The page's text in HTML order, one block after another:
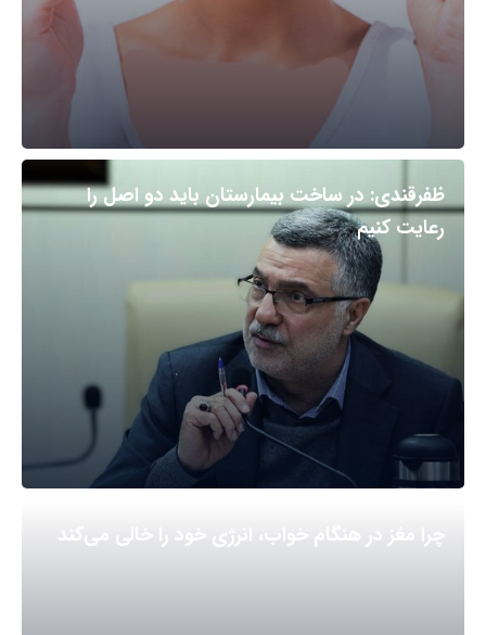
ظفرقندی: در ساخت بیمارستان باید دو اصل را
رعایت کنیم
چرا مغز در هنگام خواب، انرژی خود را خالی می‌کند